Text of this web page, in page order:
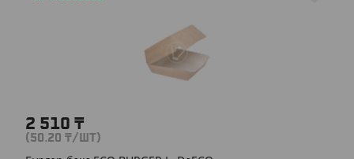
2 510 ₸
(50.20 ₸/ШТ)